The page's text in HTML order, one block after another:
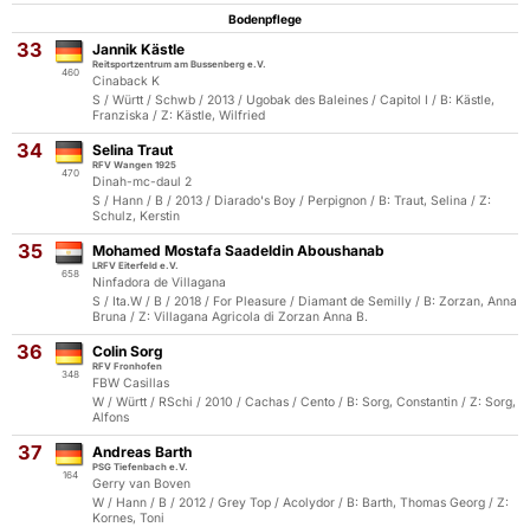
Bodenpflege
33
460
Jannik Kästle
Reitsportzentrum am Bussenberg e.V.
Cinaback K
S / Württ / Schwb / 2013 / Ugobak des Baleines / Capitol I / B: Kästle,
Franziska / Z: Kästle, Wilfried
34
470
Selina Traut
RFV Wangen 1925
Dinah-mc-daul 2
S / Hann / B / 2013 / Diarado's Boy / Perpignon / B: Traut, Selina / Z:
Schulz, Kerstin
35
658
Mohamed Mostafa Saadeldin Aboushanab
LRFV Eiterfeld e.V.
Ninfadora de Villagana
S / Ita.W / B / 2018 / For Pleasure / Diamant de Semilly / B: Zorzan, Anna
Bruna / Z: Villagana Agricola di Zorzan Anna B.
36
348
Colin Sorg
RFV Fronhofen
FBW Casillas
W / Württ / RSchi / 2010 / Cachas / Cento / B: Sorg, Constantin / Z: Sorg,
Alfons
37
164
Andreas Barth
PSG Tiefenbach e.V.
Gerry van Boven
W / Hann / B / 2012 / Grey Top / Acolydor / B: Barth, Thomas Georg / Z:
Kornes, Toni